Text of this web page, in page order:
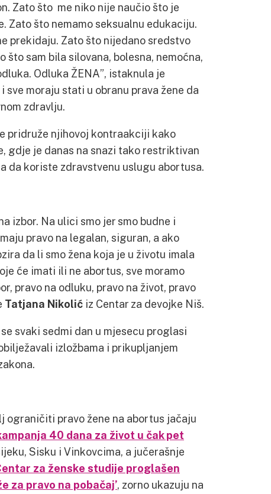
Zato što me niko nije naučio što je
Zato što nemamo seksualnu edukaciju.
prekidaju. Zato što nijedano sredstvo
sam bila silovana, bolesna, nemoćna,
Odluka ŽENA”, istaknula je
sve moraju stati u obranu prava žene da
zdravlju.
pridruže njihovoj kontraakciji kako
gdje je danas na snazi tako restriktivan
da koriste zdravstvenu uslugu abortusa.
izbor. Na ulici smo jer smo budne i
pravo na legalan, siguran, a ako
da li smo žena koja je u životu imala
će imati ili ne abortus, sve moramo
pravo na odluku, pravo na život, pravo
Tatjana Nikolić iz Centar za devojke Niš.
svaki sedmi dan u mjesecu proglasi
izložbama i prikupljanjem
ograničiti pravo žene na abortus jačaju
40 dana za život u čak pet
Sisku i Vinkovcima, a jučerašnje
za ženske studije proglašen
za pravo na pobačaj’, zorno ukazuju na